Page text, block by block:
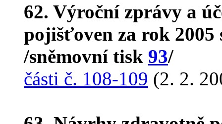
62. Výroční zprávy a
pojišťoven za rok
/sněmovní tisk 93/
části č. 108-109 (2. 2.